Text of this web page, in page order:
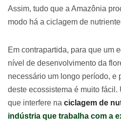
Assim, tudo que a Amazônia
modo há a ciclagem de
Em contrapartida, para que um
nível de desenvolvimento da
necessário um longo período, e
deste ecossistema é muito
que interfere na ciclagem de
indústria que trabalha com a